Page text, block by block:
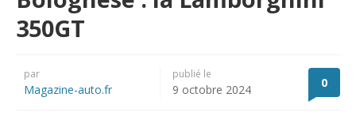
350GT
par
Magazine-auto.fr
publié le
9 octobre 2024 0